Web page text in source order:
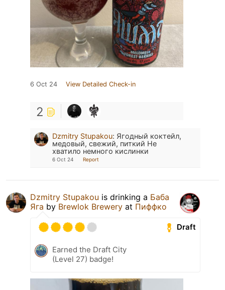
6 Oct 24 View Detailed Check-in
2
Dzmitry Stupakou: Ягодный коктейл,
медовый, свежий, питкий Не
хватило немного кислинки
6 Oct 24 Report
Dzmitry Stupakou is drinking a Баба
Яга by Brewlok Brewery at Пиффко
Draft
Earned the Draft City
(Level 27) badge!